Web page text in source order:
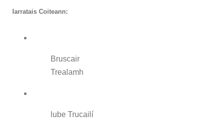
Iarratais Coiteann:
Bruscair
Trealamh
lube Trucailí